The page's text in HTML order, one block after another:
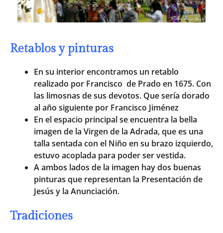
Retablos y pinturas
En su interior encontramos un retablo
realizado por Francisco de Prado en 1675. Con
las limosnas de sus devotos. Que sería dorado
al año siguiente por Francisco Jiménez
En el espacio principal se encuentra la bella
imagen de la Virgen de la Adrada, que es una
talla sentada con el Niño en su brazo izquierdo,
estuvo acoplada para poder ser vestida.
A ambos lados de la imagen hay dos buenas
pinturas que representan la Presentación de
Jesús y la Anunciación.
Tradiciones